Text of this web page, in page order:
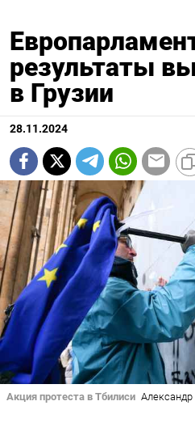
результаты
в Грузии
28.11.2024
Акция протеста в Тбилиси